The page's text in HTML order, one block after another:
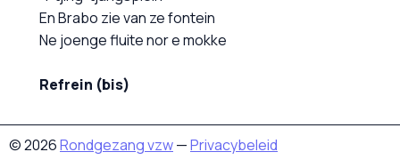
En Brabo zie van ze fontein
Ne joenge fluite nor e mokke
Refrein (bis)
© 2026Rondgezang vzw—Privacybeleid